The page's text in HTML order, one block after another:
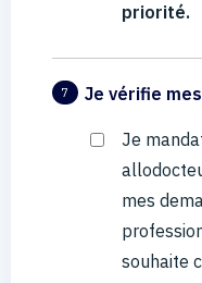
priorité.
7 Je vérifie
Je
mes
souhaite